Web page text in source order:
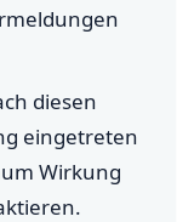
diesen
eingetreten
Wirkung